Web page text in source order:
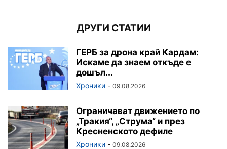
ДРУГИ СТАТИИ
ГЕРБ за дрона край Кардам:
Искаме да знаем откъде е
дошъл...
Хроники - 09.08.2026
Ограничават движението по
„Тракия“, „Струма“ и през
Кресненското дефиле
Хроники - 09.08.2026